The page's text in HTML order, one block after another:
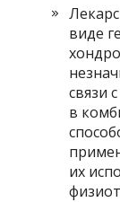
виде
связи
в
их